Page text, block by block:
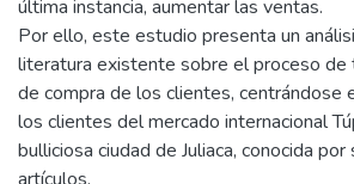
última instancia, aumentar las ventas.
Por ello, este estudio presenta un
literatura existente sobre el proceso de
de compra de los clientes, centrándose
los clientes del mercado internacional
bulliciosa ciudad de Juliaca, conocida